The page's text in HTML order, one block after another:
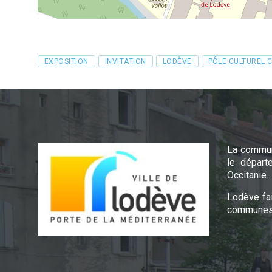
Tags
EXPOSITION INVITATION LODÈVE PÔLE CULTUREL
La
le
Occitanie.
Lodève